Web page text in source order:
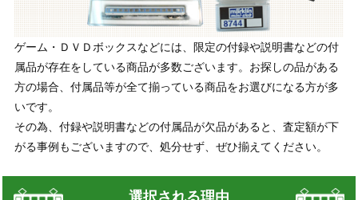
ゲーム・ＤＶＤボックスなどには、限定の付録や説明書などの付
属品が存在をしている商品が多数ございます。お探しの品がある
方の場合、付属品等が全て揃っている商品をお選びになる方が多
いです。
その為、付録や説明書などの付属品が欠品があると、査定額が下
がる事例もございますので、処分せず、ぜひ揃えてください。